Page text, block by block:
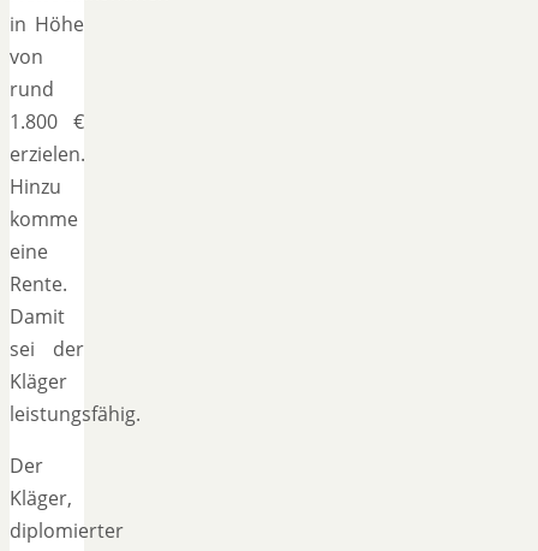
in Höhe
von
rund
1.800 €
erzielen.
Hinzu
komme
eine
Rente.
Damit
sei der
Kläger
leistungsfähig.
Der
Kläger,
diplomierter